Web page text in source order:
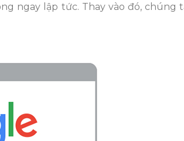
ngay lập tức. Thay vào đó, chúng